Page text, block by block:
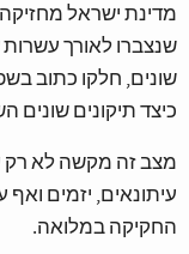
מדינת ישראל מחזיקה
שנצברו לאורך עשרות
שונים, חלקו כתוב
כיצד תיקונים שונים
מצב זה מקשה לא רק
עיתונאים, יזמים
החקיקה במלואה.